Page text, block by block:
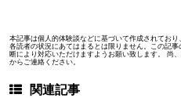
本記事は個人的体験談などに基づいて作成されてお
各読者の状況にあてはまるとは限りません。この記
断により対応いただけますようお願い致します。 尚
からご連絡ください。
関連記事